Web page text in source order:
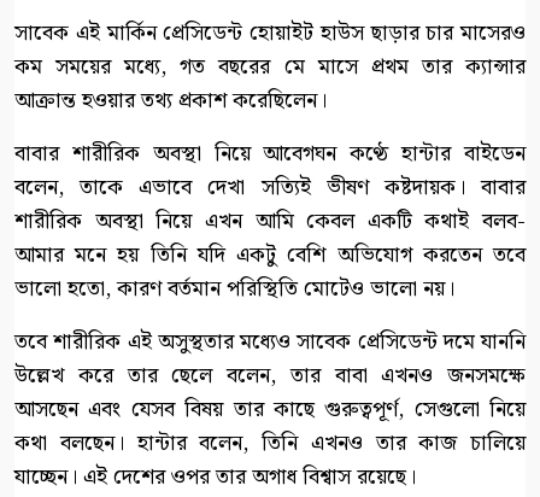
সাবেক এই মার্কিন প্রেসিডেন্ট হোয়াইট হাউস ছাড়ার চার মাসেরও
কম সময়ের মধ্যে, গত বছরের মে মাসে প্রথম তার ক্যান্সার
আক্রান্ত হওয়ার তথ্য প্রকাশ করেছিলেন।
বাবার শারীরিক অবস্থা নিয়ে আবেগঘন কণ্ঠে হান্টার বাইডেন
বলেন, তাকে এভাবে দেখা সত্যিই ভীষণ কষ্টদায়ক। বাবার
শারীরিক অবস্থা নিয়ে এখন আমি কেবল একটি কথাই বলব-
আমার মনে হয় তিনি যদি একটু বেশি অভিযোগ করতেন তবে
ভালো হতো, কারণ বর্তমান পরিস্থিতি মোটেও ভালো নয়।
তবে শারীরিক এই অসুস্থতার মধ্যেও সাবেক প্রেসিডেন্ট দমে যাননি
উল্লেখ করে তার ছেলে বলেন, তার বাবা এখনও জনসমক্ষে
আসছেন এবং যেসব বিষয় তার কাছে গুরুত্বপূর্ণ, সেগুলো নিয়ে
কথা বলছেন। হান্টার বলেন, তিনি এখনও তার কাজ চালিয়ে
যাচ্ছেন। এই দেশের ওপর তার অগাধ বিশ্বাস রয়েছে।